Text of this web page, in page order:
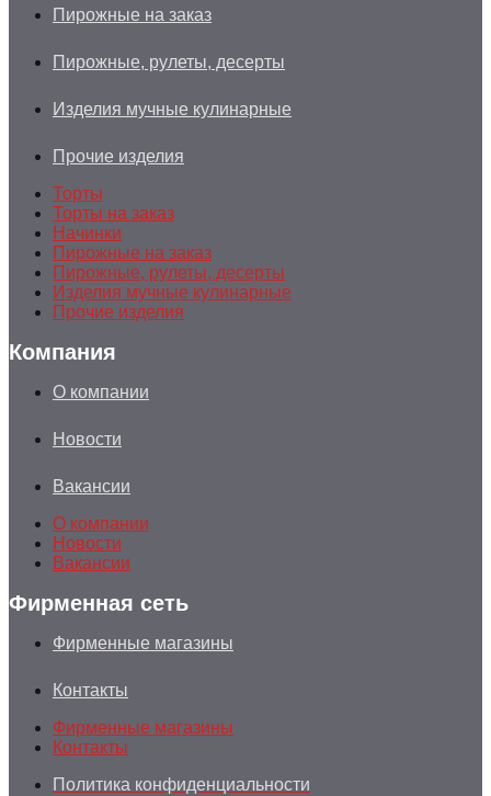
Пирожные на заказ
Пирожные, рулеты, десерты
Изделия мучные кулинарные
Прочие изделия
Торты
Торты на заказ
Начинки
Пирожные на заказ
Пирожные, рулеты, десерты
Изделия мучные кулинарные
Прочие изделия
Компания
О компании
Новости
Вакансии
О компании
Новости
Вакансии
Фирменная сеть
Фирменные магазины
Контакты
Фирменные магазины
Контакты
Политика конфиденциальности